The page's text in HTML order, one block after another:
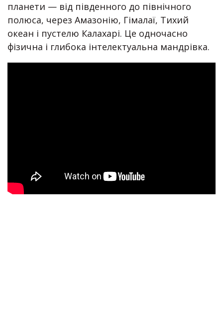
планети — від південного до північного
полюса, через Амазонію, Гімалаї, Тихий
океан і пустелю Калахарі. Це одночасно
фізична і глибока інтелектуальна мандрівка.